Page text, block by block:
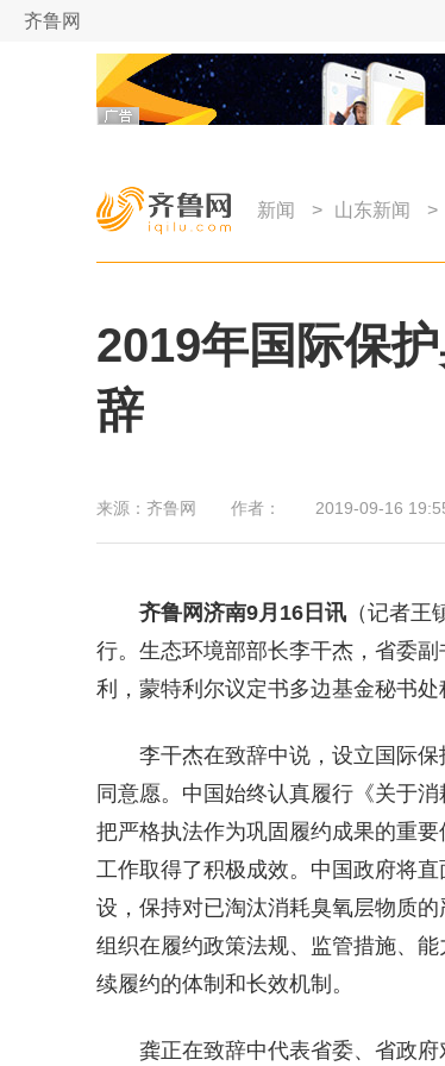
齐鲁网
新闻 > 山东新闻 >
2019年国际保
辞
来源： 齐鲁网 作者： 2019-09-16
齐鲁网济南9月16日讯（记者王
行。生态环境部部长李干杰，省委
利，蒙特利尔议定书多边基金秘书处
李干杰在致辞中说，设立国际
同意愿。中国始终认真履行《关于
把严格执法作为巩固履约成果的重
工作取得了积极成效。中国政府将
设，保持对已淘汰消耗臭氧层物质
组织在履约政策法规、监管措施、
续履约的体制和长效机制。
龚正在致辞中代表省委、省政